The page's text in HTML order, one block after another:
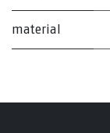
material